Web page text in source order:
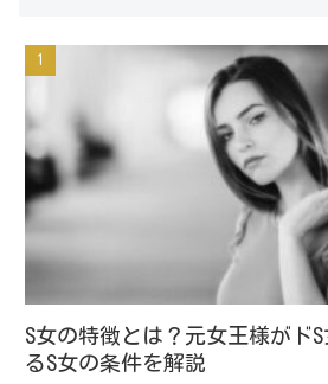
S女の特徴とは？元女王様がド
るS女の条件を解説